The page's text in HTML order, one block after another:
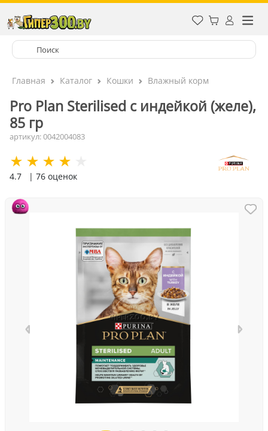
Главная Каталог Кошки Влажный корм
Pro Plan Sterilised с индейкой (желе),
85 гр
артикул: 0042004083
4.7 | 76 оценок